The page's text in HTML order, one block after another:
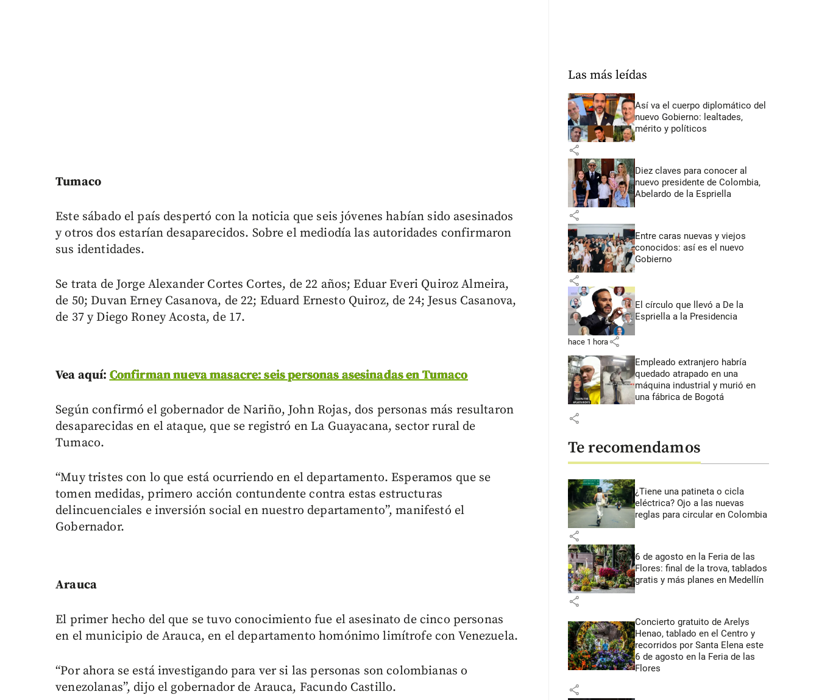
Tumaco
Este sábado el país despertó con la noticia que seis jóvenes habían sido asesinados
y otros dos estarían desaparecidos. Sobre el mediodía las autoridades confirmaron
sus identidades.
Se trata de Jorge Alexander Cortes Cortes, de 22 años; Eduar Everi Quiroz Almeira,
de 50; Duvan Erney Casanova, de 22; Eduard Ernesto Quiroz, de 24; Jesus Casanova,
de 37 y Diego Roney Acosta, de 17.
Vea aquí:Confirman nueva masacre: seis personas asesinadas en Tumaco
Según confirmó el gobernador de Nariño, John Rojas, dos personas más resultaron
desaparecidas en el ataque, que se registró en La Guayacana, sector rural de
Tumaco.
“Muy tristes con lo que está ocurriendo en el departamento. Esperamos que se
tomen medidas, primero acción contundente contra estas estructuras
delincuenciales e inversión social en nuestro departamento”, manifestó el
Gobernador.
Arauca
El primer hecho del que se tuvo conocimiento fue el asesinato de cinco personas
en el municipio de Arauca, en el departamento homónimo limítrofe con Venezuela.
“Por ahora se está investigando para ver si las personas son colombianas o
venezolanas”, dijo el gobernador de Arauca, Facundo Castillo.
Las más leídas
Así va el cuerpo diplomático del
nuevo Gobierno: lealtades,
mérito y políticos
share
Diez claves para conocer al
nuevo presidente de Colombia,
Abelardo de la Espriella
share
Entre caras nuevas y viejos
conocidos: así es el nuevo
Gobierno
share
El círculo que llevó a De la
Espriella a la Presidencia
hace 1 hora share
Empleado extranjero habría
quedado atrapado en una
máquina industrial y murió en
una fábrica de Bogotá
share
Te recomendamos
¿Tiene una patineta o cicla
eléctrica? Ojo a las nuevas
reglas para circular en Colombia
share
6 de agosto en la Feria de las
Flores: final de la trova, tablados
gratis y más planes en Medellín
share
Concierto gratuito de Arelys
Henao, tablado en el Centro y
recorridos por Santa Elena este
6 de agosto en la Feria de las
Flores
share